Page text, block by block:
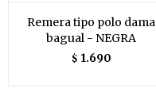
Remera tipo polo dama
bagual - NEGRA
$ 1.690